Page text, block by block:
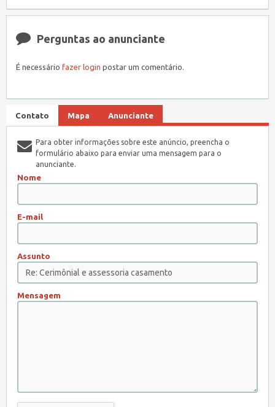
Perguntas ao anunciante
É necessário fazer login postar um comentário.
Contato Mapa Anunciante
Para obter informações sobre este anúncio, preencha o
formulário abaixo para enviar uma mensagem para o
anunciante.
Nome
E-mail
Assunto
Mensagem